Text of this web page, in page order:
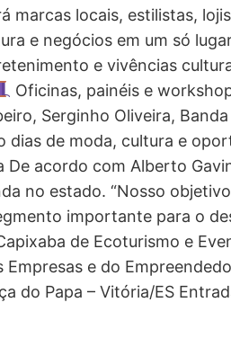
locais, estilistas,
e negócios em um só
e vivências
Oficinas, painéis e
Serginho Oliveira,
de moda, cultura e
acordo com Alberto
no estado. “Nosso
importante para o
de Ecoturismo e
e do
do Papa – Vitória/ES